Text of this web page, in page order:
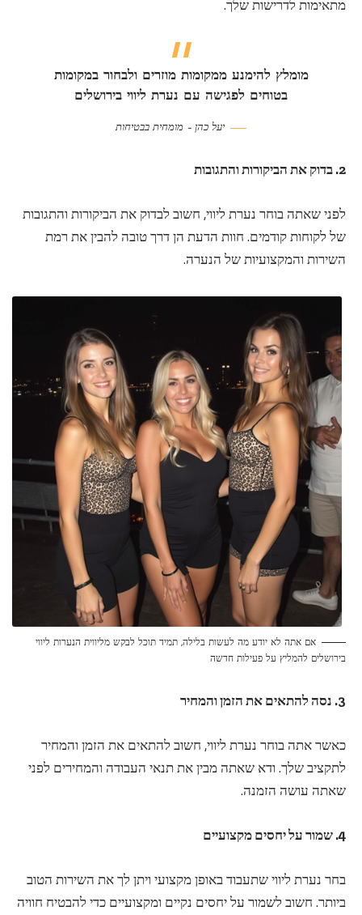
מתאימות לדרישות שלך.
מומלץ להימנע ממקומות מוזרים ולבחור במקומות
בטוחים לפגישה עם נערת ליווי בירושלים
יעל כהן – מומחית בבטיחות
2. בדוק את הביקורות והתגובות
לפני שאתה בוחר נערת ליווי, חשוב לבדוק את הביקורות והתגובות
של לקוחות קודמים. חוות הדעת הן דרך טובה להבין את רמת
השירות והמקצועיות של הנערה.
אם אתה לא יודע מה לעשות בלילה, תמיד תוכל לבקש מליווית הנערות ליווי
בירושלים להמליץ על פעילות חדשה
3. נסה להתאים את הזמן והמחיר
כאשר אתה בוחר נערת ליווי, חשוב להתאים את הזמן והמחיר
לתקציב שלך. ודא שאתה מבין את תנאי העבודה והמחירים לפני
שאתה עושה הזמנה.
4. שמור על יחסים מקצועיים
בחר נערת ליווי שתעבוד באופן מקצועי ויתן לך את השירות הטוב
ביותר. חשוב לשמור על יחסים נקיים ומקצועיים כדי להבטיח חוויה